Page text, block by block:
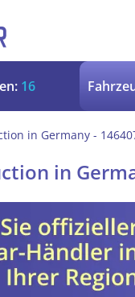
16
in Germany -
in